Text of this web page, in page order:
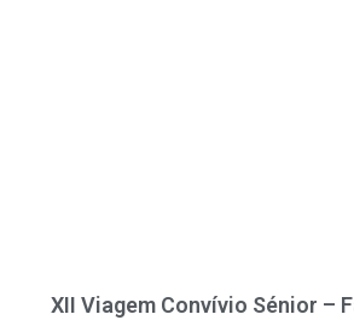
XII Viagem Convívio Sénior –